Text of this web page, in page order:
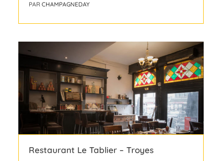
PAR CHAMPAGNEDAY
Restaurant Le Tablier – Troyes